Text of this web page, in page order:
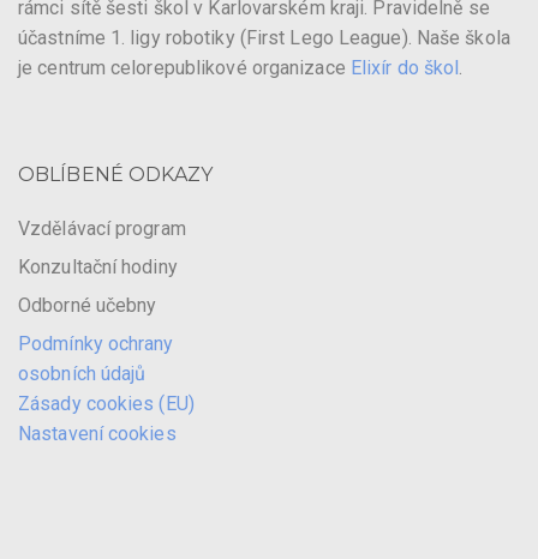
rámci sítě šesti škol v Karlovarském kraji. Pravidelně se
účastníme 1. ligy robotiky (First Lego League). Naše škola
je centrum celorepublikové organizace Elixír do škol .
OBLÍBENÉ ODKAZY
Vzdělávací program
Konzultační hodiny
Odborné učebny
Podmínky ochrany
osobních údajů
Zásady cookies (EU)
Nastavení cookies